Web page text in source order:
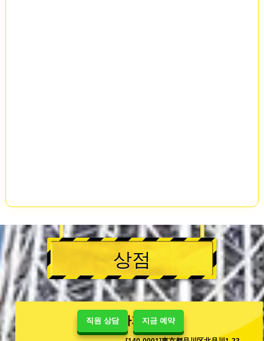
직원 상담 지금 예약
상점
시나가와 샵